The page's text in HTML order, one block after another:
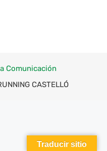
Comunicación
CASTELLÓ
Traducir sitio